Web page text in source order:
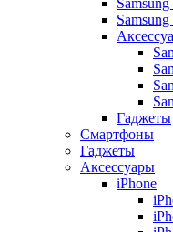
Гаджеты
Смартфоны
Гаджеты
Аксессуары
iPhone